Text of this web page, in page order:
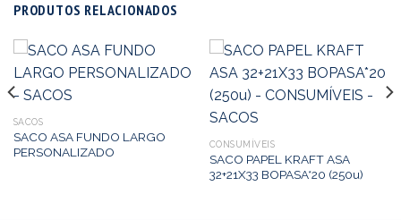
PRODUTOS RELACIONADOS
SACOS
SACO ASA FUNDO LARGO
PERSONALIZADO
CONSUMÍVEIS
SACO PAPEL KRAFT ASA
32+21X33 BOPASA*20 (250u)